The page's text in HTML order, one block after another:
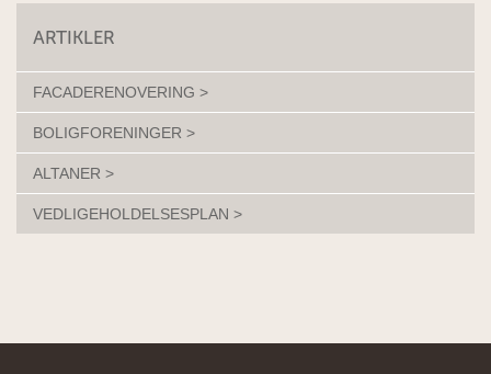
ARTIKLER
FACADERENOVERING >
BOLIGFORENINGER >
ALTANER >
VEDLIGEHOLDELSESPLAN >